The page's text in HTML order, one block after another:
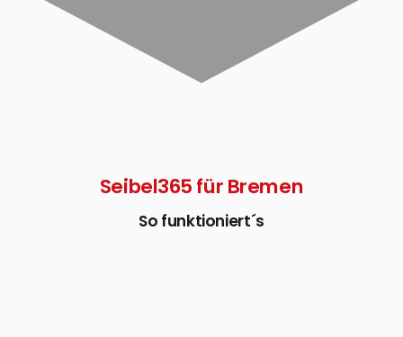
Seibel365 für Bremen
So funktioniert´s